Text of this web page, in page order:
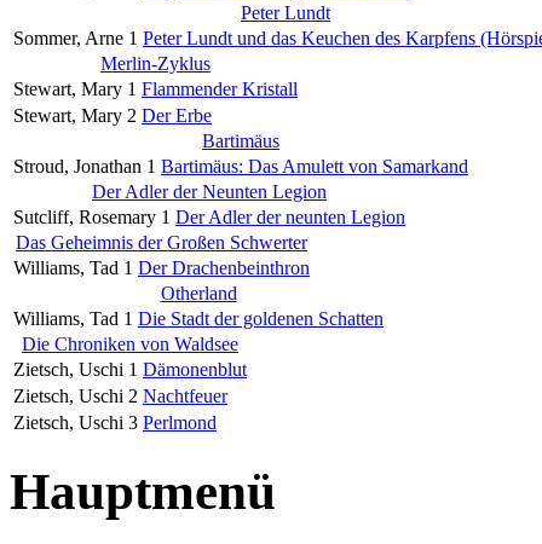
Peter Lundt
Sommer, Arne 1 Peter Lundt und das Keuchen des Karpfens
Merlin-Zyklus
Stewart, Mary 1 Flammender Kristall
Stewart, Mary 2 Der Erbe
Bartimäus
Stroud, Jonathan 1 Bartimäus: Das Amulett von Samarkand
Der Adler der Neunten Legion
Sutcliff, Rosemary 1 Der Adler der neunten Legion
Das Geheimnis der Großen Schwerter
Williams, Tad 1 Der Drachenbeinthron
Otherland
Williams, Tad 1 Die Stadt der goldenen Schatten
Die Chroniken von Waldsee
Zietsch, Uschi 1 Dämonenblut
Zietsch, Uschi 2 Nachtfeuer
Zietsch, Uschi 3 Perlmond
Hauptmenü